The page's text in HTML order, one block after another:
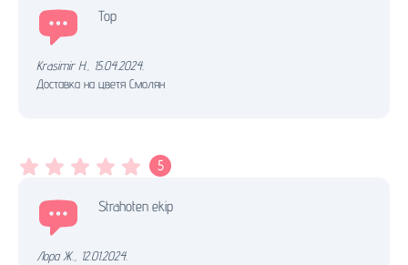
Top
Krasimir H.
15.04.2024.
Доставка на цветя Смолян
5
Strahoten ekip
Лора Ж.
12.01.2024.